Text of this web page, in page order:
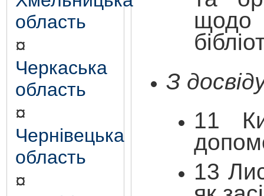
область
¤
Черкаська
область
¤
Чернівецька
область
¤
щодо
З
11
13